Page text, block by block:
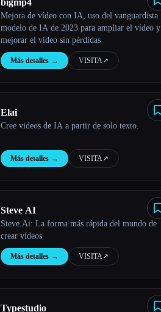
bigmp4
Mejora de vídeo con IA, uso del vanguardista
modelo de IA de 2023 para ampliar el vídeo y
mejorar el vídeo sin pérdidas
Más detalles → VISITA↗︎
Elai
Cree videos de IA a partir de solo texto.
Más detalles → VISITA↗︎
Steve AI
Steve.Ai: La forma más rápida del mundo de
crear vídeos
Más detalles → VISITA↗︎
Typestudio